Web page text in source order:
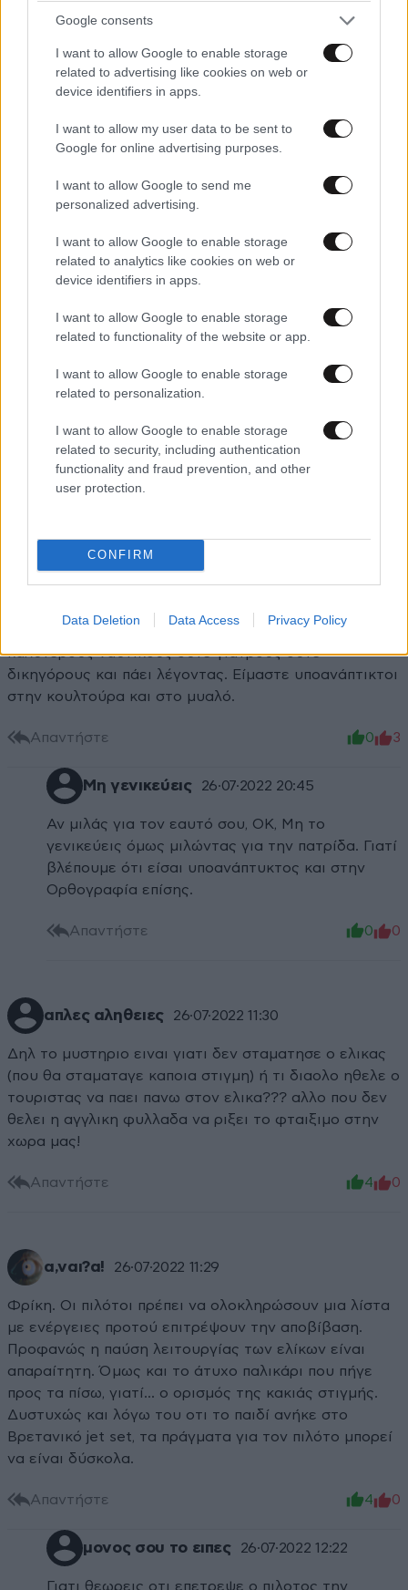
Google consents
I want to allow Google to enable storage
related to advertising like cookies on web or
device identifiers in apps.
I want to allow my user data to be sent to
Google for online advertising purposes.
I want to allow Google to send me
personalized advertising.
I want to allow Google to enable storage
related to analytics like cookies on web or
device identifiers in apps.
I want to allow Google to enable storage
related to functionality of the website or app.
I want to allow Google to enable storage
related to personalization.
I want to allow Google to enable storage
related to security, including authentication
functionality and fraud prevention, and other
user protection.
CONFIRM
Data Deletion Data Access Privacy Policy
λειτουργία, αποβιβάζονται 3-3 άτομα, επιβιβάζονται
λεπτά. Η πρακτική προφανώς είναι ασφαλής. Αλίμονο
να σκοτώνονται άνθρωποι έτσι. Αλλά και ο
στους πιλότους.
λιμενακό σκάφος στα βράχια ήρθε αυτό με την
Δυστυχώς ούτε καλύτερους πιλότους έχουμε ούτε
καλύτερους ναυτικούς ούτε γιατρούς ούτε
δικηγόρους και πάει λέγοντας. Είμαστε υποανάπτικτοι
στην κουλτούρα και στο μυαλό.
Απαντήστε 0 3
Μη γενικεύεις 26·07·2022 20:45
Αν μιλάς για τον εαυτό σου, ΟΚ, Μη το
γενικεύεις όμως μιλώντας για την πατρίδα. Γιατί
βλέπουμε ότι είσαι υποανάπτυκτος και στην
Ορθογραφία επίσης.
Απαντήστε 0 0
απλες αληθειες 26·07·2022 11:30
Δηλ το μυστηριο ειναι γιατι δεν σταματησε ο ελικας
(που θα σταματαγε καποια στιγμη) ή τι διαολο ηθελε ο
τουριστας να παει πανω στον ελικα??? αλλο που δεν
θελει η αγγλικη φυλλαδα να ριξει το φταιξιμο στην
χωρα μας!
Απαντήστε 4 0
α,ναι?α! 26·07·2022 11:29
Φρίκη. Οι πιλότοι πρέπει να ολοκληρώσουν μια λίστα
με ενέργειες προτού επιτρέψουν την αποβίβαση.
Προφανώς η παύση λειτουργίας των ελίκων είναι
απαραίτητη. Όμως και το άτυχο παλικάρι που πήγε
προς τα πίσω, γιατί... ο ορισμός της κακιάς στιγμής.
Δυστυχώς και λόγω του οτι το παιδί ανήκε στο
Βρετανικό jet set, τα πράγματα για τον πιλότο μπορεί
να είναι δύσκολα.
Απαντήστε 4 0
μονος σου το ειπες 26·07·2022 12:22
Γιατι θεωρεις οτι επετρεψε ο πιλοτος την